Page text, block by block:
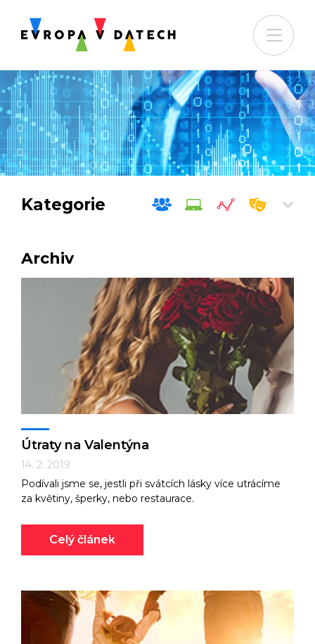
Kategorie
Technologie
Ekonomika a byznys
Kultura a sport
Archiv
Útraty na Valentýna
14. 2. 2019
Podívali jsme se, jestli při svátcích lásky více utrácíme
za květiny, šperky, nebo restaurace.
Celý článek